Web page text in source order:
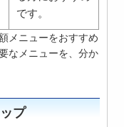
です。
メニューをおすすめ
なメニューを、分か
プ